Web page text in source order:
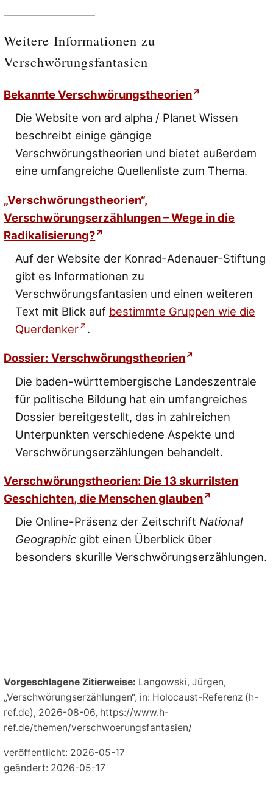
Weitere Informationen zu
Verschwörungsfantasien
Bekannte Verschwörungstheorien
Die Website von ard alpha / Planet Wissen
beschreibt einige gängige
Verschwörungstheorien und bietet außerdem
eine umfangreiche Quellenliste zum Thema.
„Verschwörungstheorien“,
Verschwörungserzählungen – Wege in die
Radikalisierung?
Auf der Website der Konrad-Adenauer-Stiftung
gibt es Informationen zu
Verschwörungsfantasien und einen weiteren
Text mit Blick auf bestimmte Gruppen wie die
Querdenker
.
Dossier: Verschwörungstheorien
Die baden-württembergische Landeszentrale
für politische Bildung hat ein umfangreiches
Dossier bereitgestellt, das in zahlreichen
Unterpunkten verschiedene Aspekte und
Verschwörungserzählungen behandelt.
Verschwörungstheorien: Die 13 skurrilsten
Geschichten, die Menschen glauben
Die Online-Präsenz der Zeitschrift National
Geographicgibt einen Überblick über
besonders skurille Verschwörungserzählungen.
Vorgeschlagene Zitierweise: Langowski, Jürgen,
„Verschwörungserzählungen“, in: Holocaust-Referenz (h-
ref.de), 2026-08-06, https://www.h-
ref.de/themen/verschwoerungsfantasien/
veröffentlicht: 2026-05-17
geändert: 2026-05-17